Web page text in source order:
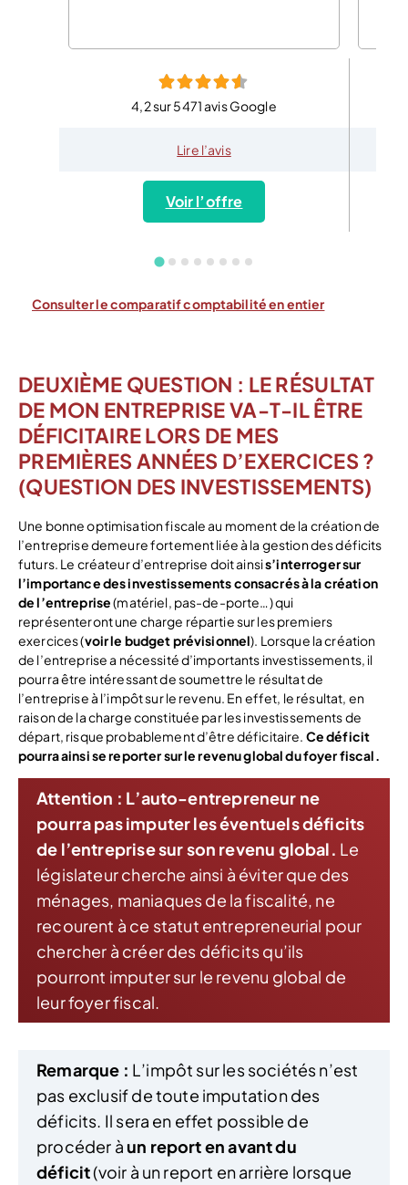
4,2 sur 5471 avis Google
Lire l’avis
Voir l’offre
Consulter le comparatif comptabilité en entier
DEUXIÈME QUESTION : LE RÉSULTAT
DE MON ENTREPRISE VA-T-IL ÊTRE
DÉFICITAIRE LORS DE MES
PREMIÈRES ANNÉES D’EXERCICES ?
(QUESTION DES INVESTISSEMENTS)
Une bonne optimisation fiscale au moment de la création de
l’entreprise demeure fortement liée à la gestion des déficits
futurs. Le créateur d’entreprise doit ainsis’interroger sur
l’importance des investissements consacrés à la création
de l’entreprise(matériel, pas-de-porte…) qui
représenteront une charge répartie sur les premiers
exercices (voir le budget prévisionnel). Lorsque la création
de l’entreprise a nécessité d’importants investissements, il
pourra être intéressant de soumettre le résultat de
l’entreprise à l’impôt sur le revenu. En effet, le résultat, en
raison de la charge constituée par les investissements de
départ, risque probablement d’être déficitaire. Ce déficit
pourra ainsi se reporter sur le revenu global du foyer fiscal.
Attention : L’auto-entrepreneur ne
pourra pas imputer les éventuels déficits
de l’entreprise sur son revenu global. Le
législateur cherche ainsi à éviter que des
ménages, maniaques de la fiscalité, ne
recourent à ce statut entrepreneurial pour
chercher à créer des déficits qu’ils
pourront imputer sur le revenu global de
leur foyer fiscal.
Remarque : L’impôt sur les sociétés n’est
pas exclusif de toute imputation des
déficits. Il sera en effet possible de
procéder àun report en avant du
déficit(voir à un report en arrière lorsque